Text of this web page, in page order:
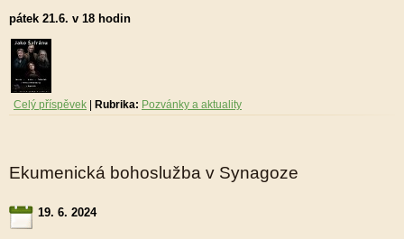
pátek 21.6. v 18 hodin
Celý příspěvek Rubrika: Pozvánky a aktuality
Ekumenická bohoslužba v Synagoze
19. 6. 2024